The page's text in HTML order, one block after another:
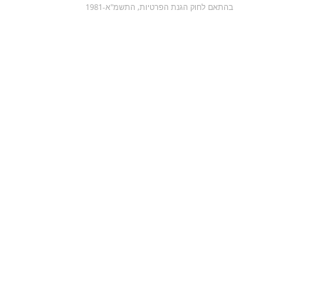
כל המוצרים הקניות שלי מבצעים
בהתאם לחוק הגנת הפרטיות, התשמ"א-1981